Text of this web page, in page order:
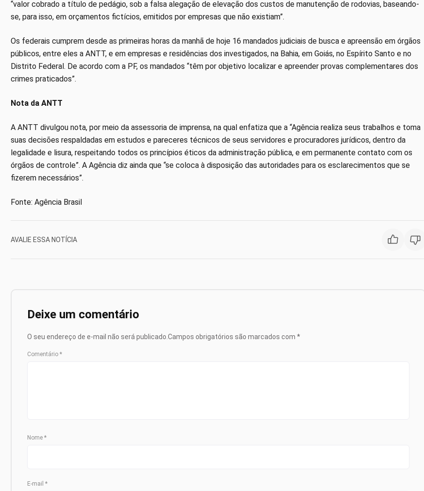
“valor cobrado a título de pedágio, sob a falsa alegação de elevação dos custos de manutenção de rodovias, baseando-
se, para isso, em orçamentos fictícios, emitidos por empresas que não existiam”.
Os federais cumprem desde as primeiras horas da manhã de hoje 16 mandados judiciais de busca e apreensão em órgãos
públicos, entre eles a ANTT, e em empresas e residências dos investigados, na Bahia, em Goiás, no Espírito Santo e no
Distrito Federal. De acordo com a PF, os mandados “têm por objetivo localizar e apreender provas complementares dos
crimes praticados”.
Nota da ANTT
A ANTT divulgou nota, por meio da assessoria de imprensa, na qual enfatiza que a “Agência realiza seus trabalhos e toma
suas decisões respaldadas em estudos e pareceres técnicos de seus servidores e procuradores jurídicos, dentro da
legalidade e lisura, respeitando todos os princípios éticos da administração pública, e em permanente contato com os
órgãos de controle”. A Agência diz ainda que “se coloca à disposição das autoridades para os esclarecimentos que se
fizerem necessários”.
Fonte: Agência Brasil
AVALIE ESSA NOTÍCIA
Deixe um comentário
O seu endereço de e-mail não será publicado. Campos obrigatórios são marcados com *
Comentário *
Nome *
E-mail *